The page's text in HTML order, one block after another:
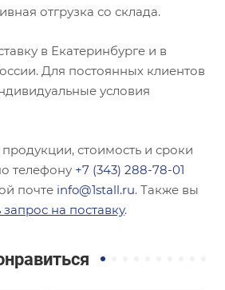
отгрузка со склада.
в Екатеринбурге и в
Для постоянных клиентов
условия
стоимость и сроки
телефону +7 (343) 288-78-01
почте info@1stall.ru. Также вы
запрос на поставку.